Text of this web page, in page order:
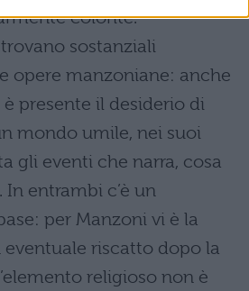
colorite.
sostanziali
opere manzoniane: anche
presente il desiderio di
mondo umile, nei suoi
gli eventi che narra, cosa
In entrambi c’è un
per Manzoni vi è la
riscatto dopo la
religioso non è